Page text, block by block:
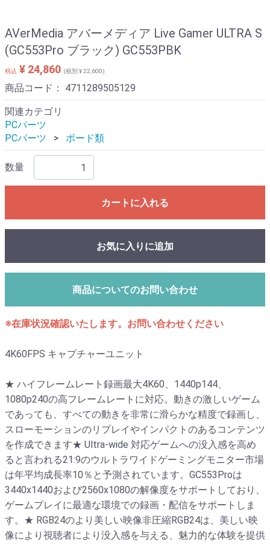
AVerMedia アバーメディア Live Gamer ULTRA S
(GC553Pro ブラック) GC553PBK
税込 ¥ 24,860 (税別 ¥ 22,600)
商品コード： 4711289505129
関連カテゴリ
PCパーツ
PCパーツ
ボード類
数量
カートに入れる
お気に入りに追加
商品についてのお問い合わせ
※在庫状況確認いたします。お問い合わせください
4K60FPS キャプチャーユニット
★ ハイフレームレート録画最大4K60、1440p144、
1080p240の高フレームレートに対応。動きの激しいゲーム
であっても、すべての動きを非常に滑らかな精度で録画し、
スローモーションのリプレイやインパクトのあるコンテンツ
を作成できます★ Ultra-wide 対応ゲームへの没入感を高め
ると言われる21:9のウルトラワイドゲーミングモニター市場
は年平均成長率10％と予測されています。GC553Proは
3440x1440および2560x1080の解像度をサポートしており、
ゲームプレイに最適な環境での録画・配信をサポートしま
す。★ RGB24のより美しい映像非圧縮RGB24は、美しい映
像により視聴者により没入感を与える、魅力的な体験を提供